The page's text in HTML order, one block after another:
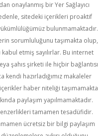
onaylanmış bir Yer Sağlayıcı
sitedeki içerikleri proaktif
bulunmamaktadır.
sorumluluğunu taşımakta olup,
etmiş sayılırlar. Bu internet
şahıs şirketi ile hiçbir bağlantısı
kendi hazırladığımız makaleler
haber niteliği taşımamakta
paylaşım yapılmamaktadır.
tamamen tesadüfidir.
ücretsiz bir bilgi paylaşım